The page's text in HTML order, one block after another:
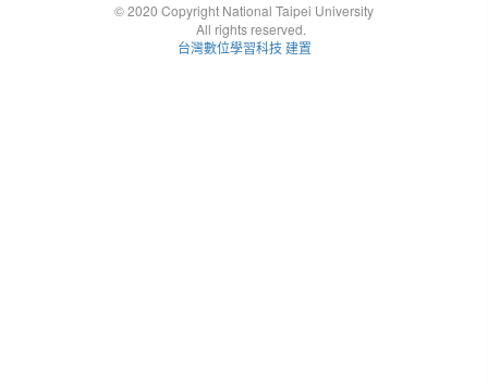
© 2020 Copyright National Taipei University
All rights reserved.
台灣數位學習科技 建置